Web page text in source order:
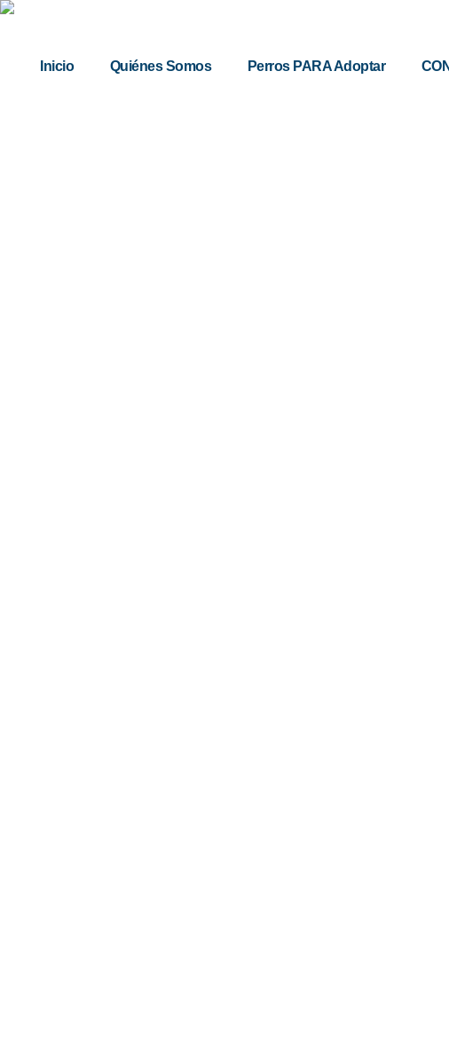
Inicio Quiénes Somos Perros PARA Adoptar